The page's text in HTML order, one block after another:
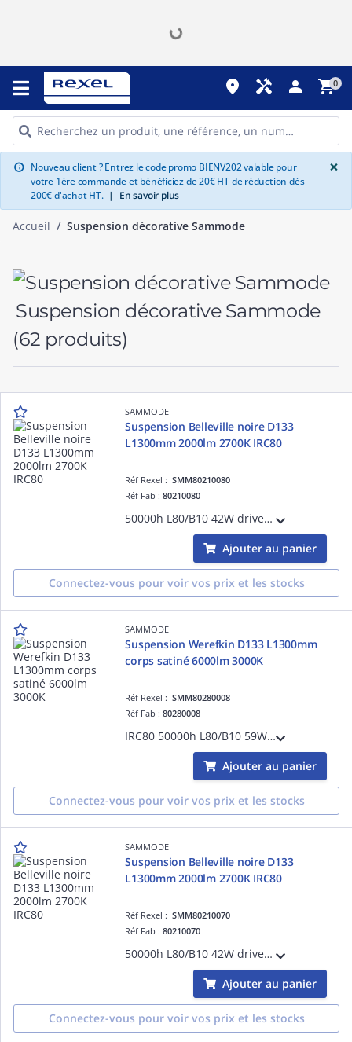
place handyman person shopping_cart0
info Nouveau client ? Entrez le code promo BIENV202 valable pour
votre 1ère commande et bénéficiez de 20€ HT de réduction dès
200€ d'achat HT. | En savoir plus
×
Accueil Suspension décorative Sammode
Suspension décorative Sammode
(62 produits)
SAMMODE
Suspension Belleville noire D133
L1300mm 2000lm 2700K IRC80
Réf Rexel :SMM80210080
Réf Fab :80210080
50000h L80/B10 42W driver gradable Casambi classe I 220-240V 50/60Hz Ta 30°C IP66/IP68/IP69K IK10 garantie 5 ans 650 °C inox marine 316L équipé de 3m de câble 3G1,5 grille à perforation base trapèze noire
Ajouter au panier
Connectez-vous pour voir vos prix et les stocks
SAMMODE
Suspension Werefkin D133 L1300mm
corps satiné 6000lm 3000K
Réf Rexel :SMM80280008
Réf Fab :80280008
IRC80 50000h L80/B10 59W driver ON/OFF Classe II 220-240V 0/50/60Hz Ta 35°C IP66/IP68/IP69K IK10 garantie 5 ans 650 °C bandeaux à grenouillère inox 304L 1 presse-étoupe laiton nickelé D5-14mm
Ajouter au panier
Connectez-vous pour voir vos prix et les stocks
SAMMODE
Suspension Belleville noire D133
L1300mm 2000lm 2700K IRC80
Réf Rexel :SMM80210070
Réf Fab :80210070
50000h L80/B10 42W driver ON/OFF classe I 220-240V 0/50/60Hz Ta 30°C IP66/IP68/IP69K IK10 garantie 5 ans 650 °C inox marine 316L équipé de 3m de câble 3G1,5 grille à perforation base trapèze noire
Ajouter au panier
Connectez-vous pour voir vos prix et les stocks